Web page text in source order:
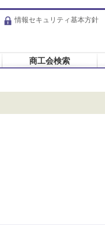
情報セキュリティ基本方針
商工会検索